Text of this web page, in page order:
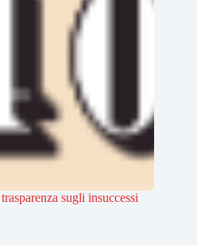
sugli insuccessi